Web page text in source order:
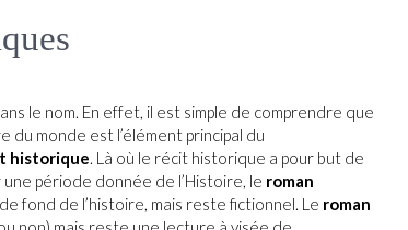
le nom. En effet, il est simple de comprendre que
du monde est l’élément principal du
historique. Là où le récit historique a pour but de
période donnée de l’Histoire, le roman
fond de l’histoire, mais reste fictionnel. Le roman